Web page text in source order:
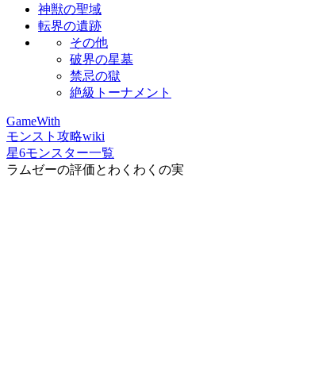
神獣の聖域
転界の遺跡
その他
破界の星墓
禁忌の獄
絶級トーナメント
GameWith
モンスト攻略wiki
星6モンスター一覧
ラムゼーの評価とわくわくの実